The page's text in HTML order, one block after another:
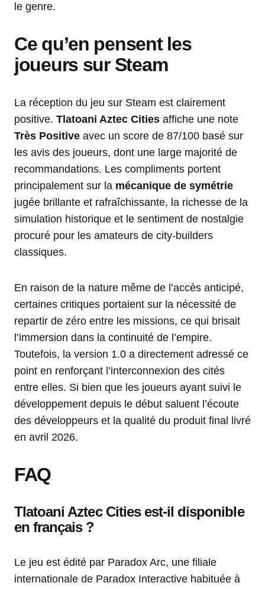
le genre.
Ce qu’en pensent les
joueurs sur Steam
La réception du jeu sur Steam est clairement
positive. Tlatoani Aztec Cities affiche une note
Très Positive avec un score de 87/100 basé sur
les avis des joueurs, dont une large majorité de
recommandations. Les compliments portent
principalement sur la mécanique de symétrie
jugée brillante et rafraîchissante, la richesse de la
simulation historique et le sentiment de nostalgie
procuré pour les amateurs de city-builders
classiques.
En raison de la nature même de l’accès anticipé,
certaines critiques portaient sur la nécessité de
repartir de zéro entre les missions, ce qui brisait
l’immersion dans la continuité de l’empire.
Toutefois, la version 1.0 a directement adressé ce
point en renforçant l’interconnexion des cités
entre elles. Si bien que les joueurs ayant suivi le
développement depuis le début saluent l’écoute
des développeurs et la qualité du produit final livré
en avril 2026.
FAQ
Tlatoani Aztec Cities est-il disponible
en français ?
Le jeu est édité par Paradox Arc, une filiale
internationale de Paradox Interactive habituée à